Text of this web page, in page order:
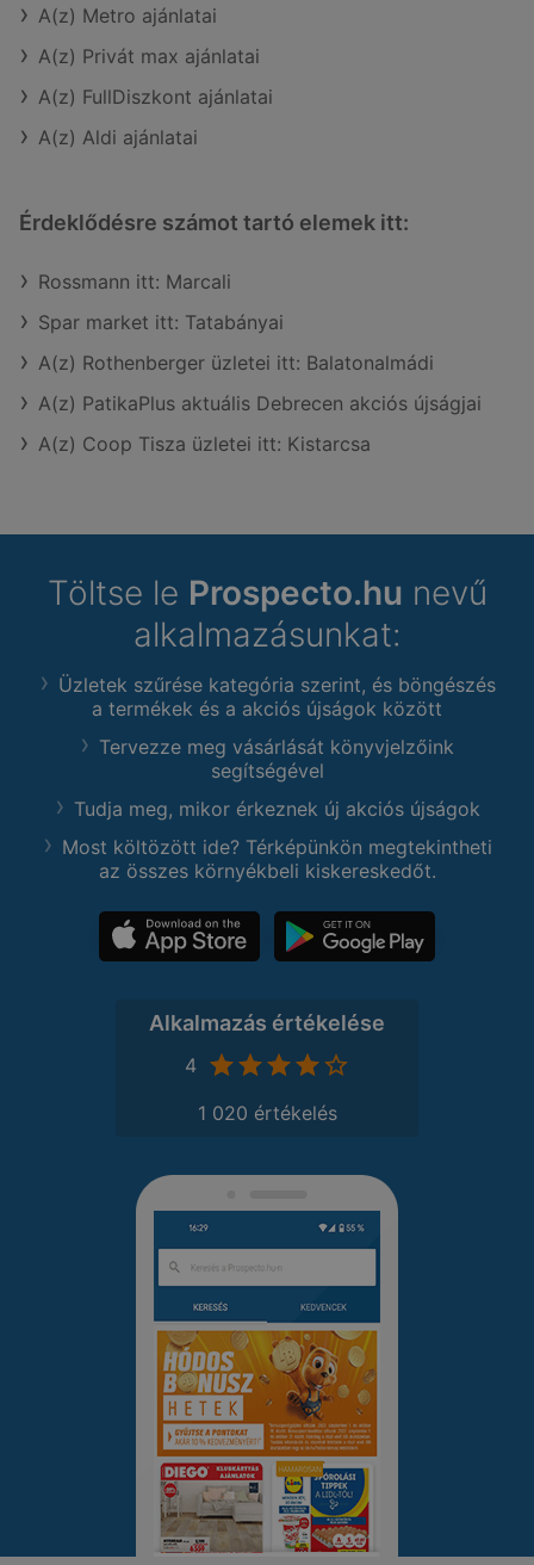
A(z) Metro ajánlatai
A(z) Privát max ajánlatai
A(z) FullDiszkont ajánlatai
A(z) Aldi ajánlatai
Érdeklődésre számot tartó elemek itt:
Rossmann itt: Marcali
Spar market itt: Tatabányai
A(z) Rothenberger üzletei itt: Balatonalmádi
A(z) PatikaPlus aktuális Debrecen akciós újságjai
A(z) Coop Tisza üzletei itt: Kistarcsa
Töltse le Prospecto.hu nevű
alkalmazásunkat:
Üzletek szűrése kategória szerint, és böngészés
a termékek és a akciós újságok között
Tervezze meg vásárlását könyvjelzőink
segítségével
Tudja meg, mikor érkeznek új akciós újságok
Most költözött ide? Térképünkön megtekintheti
az összes környékbeli kiskereskedőt.
Alkalmazás értékelése
4
1 020 értékelés